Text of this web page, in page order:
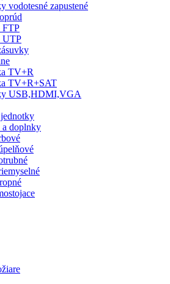
vodotesné zapustené
FTP
UTP
TV+R
TV+R+SAT
USB,HDMI,VGA
a doplnky